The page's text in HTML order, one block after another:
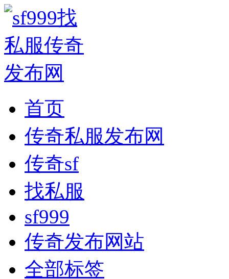
首页
传奇私服发布网
传奇sf
找私服
sf999
传奇发布网站
全部标签